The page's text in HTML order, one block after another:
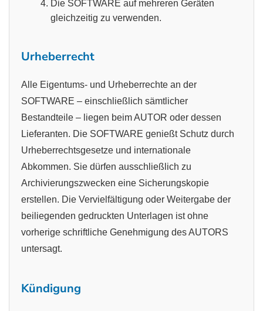
Die SOFTWARE auf mehreren Geräten
gleichzeitig zu verwenden.
Urheberrecht
Alle Eigentums- und Urheberrechte an der
SOFTWARE – einschließlich sämtlicher
Bestandteile – liegen beim AUTOR oder dessen
Lieferanten. Die SOFTWARE genießt Schutz durch
Urheberrechtsgesetze und internationale
Abkommen. Sie dürfen ausschließlich zu
Archivierungszwecken eine Sicherungskopie
erstellen. Die Vervielfältigung oder Weitergabe der
beiliegenden gedruckten Unterlagen ist ohne
vorherige schriftliche Genehmigung des AUTORS
untersagt.
Kündigung